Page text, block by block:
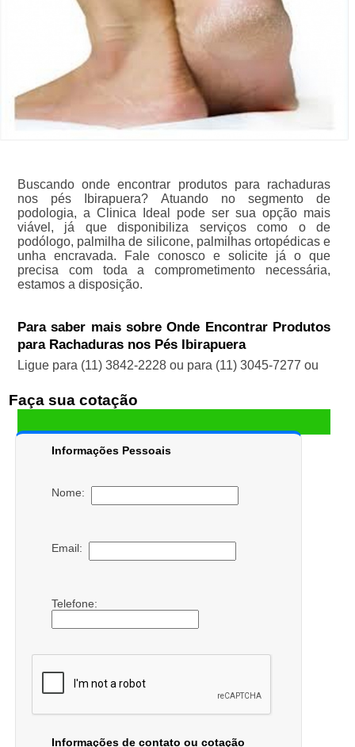
Buscando onde encontrar produtos para rachaduras
nos pés Ibirapuera? Atuando no segmento de
podologia, a Clinica Ideal pode ser sua opção mais
viável, já que disponibiliza serviços como o de
podólogo, palmilha de silicone, palmilhas ortopédicas e
unha encravada. Fale conosco e solicite já o que
precisa com toda a comprometimento necessária,
estamos a disposição.
Para saber mais sobre Onde Encontrar Produtos
para Rachaduras nos Pés Ibirapuera
Ligue para (11) 3842-2228ou para (11) 3045-7277 ou
Faça sua cotação
Informações Pessoais
Nome:
Email:
Telefone:
Informações de contato ou cotação